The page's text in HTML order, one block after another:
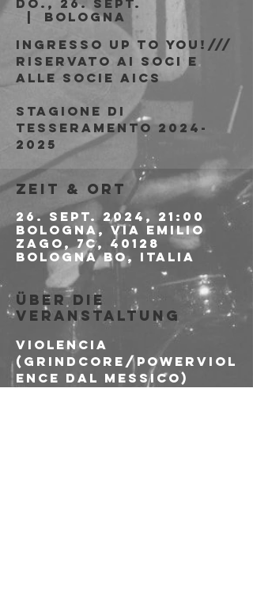
Do., 26. Sept.
Bologna
Ingresso Up to You!///
riservato ai soci e
alle socie AICS
Stagione di
tesseramento 2024-
2025
Zeit & Ort
26. Sept. 2024, 21:00
Bologna, Via Emilio
Zago, 7c, 40128
Bologna BO, Italia
Über die
Veranstaltung
VIOLENCIA
(Grindcore/Powerviol
ence dal Messico)